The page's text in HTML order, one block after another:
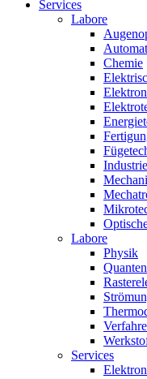
Services
Labore
Chemie
Labore
Physik
Services